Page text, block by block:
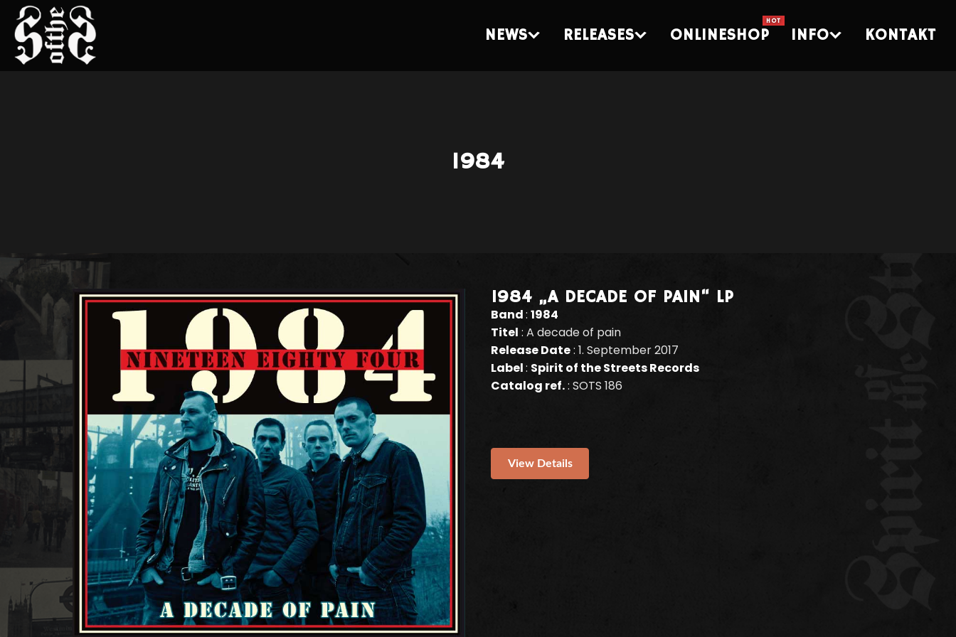
NEWS RELEASES ONLINESHOP INFO KONTAKT
1984
1984 „A DECADE OF PAIN“ LP
Band:1984
Titel : A decade of pain
Release Date: 1. September 2017
Label: Spirit of the Streets Records
Catalog ref.: SOTS 186
View Details